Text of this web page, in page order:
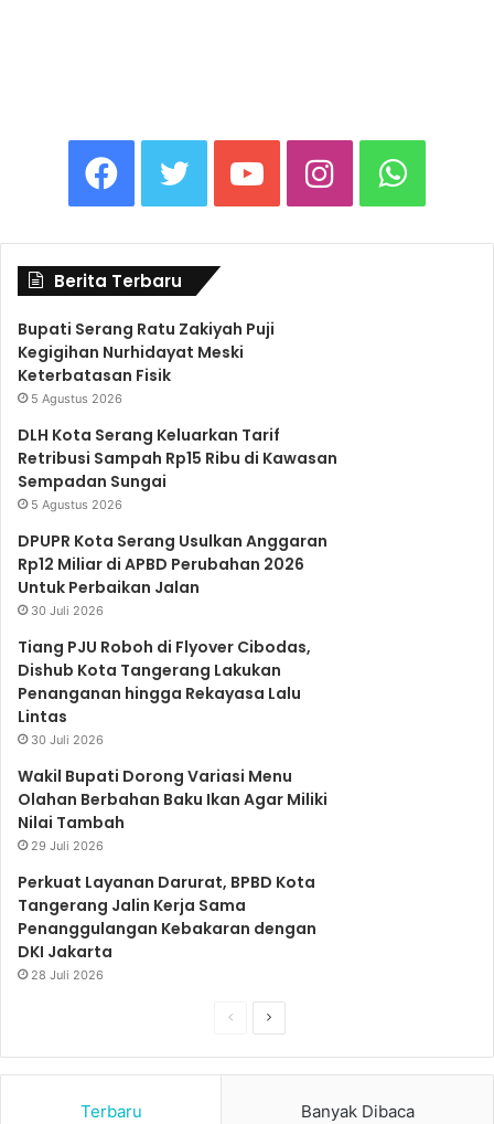
a
c
e
b
o
o
k
w
i
t
r
o
u
e
n
h
Berita Terbaru
Bupati Serang Ratu Zakiyah Puji
Kegigihan Nurhidayat Meski
Keterbatasan Fisik
5 Agustus 2026
DLH Kota Serang Keluarkan Tarif
Retribusi Sampah Rp15 Ribu di Kawasan
Sempadan Sungai
5 Agustus 2026
DPUPR Kota Serang Usulkan Anggaran
Rp12 Miliar di APBD Perubahan 2026
Untuk Perbaikan Jalan
30 Juli 2026
Tiang PJU Roboh di Flyover Cibodas,
Dishub Kota Tangerang Lakukan
Penanganan hingga Rekayasa Lalu
Lintas
30 Juli 2026
Wakil Bupati Dorong Variasi Menu
Olahan Berbahan Baku Ikan Agar Miliki
Nilai Tambah
29 Juli 2026
Perkuat Layanan Darurat, BPBD Kota
Tangerang Jalin Kerja Sama
Penanggulangan Kebakaran dengan
DKI Jakarta
28 Juli 2026
b
l
Terbaru Banyak Dibaca